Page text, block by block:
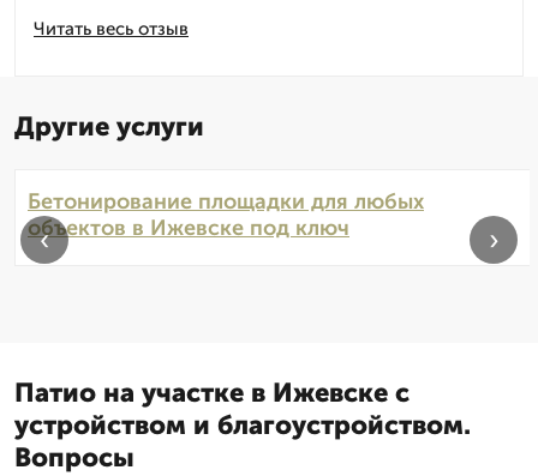
Читать весь отзыв
Другие услуги
Бетонирование площадки для любых
объектов в Ижевске под ключ
‹ ›
Патио на участке в Ижевске с
устройством и благоустройством.
Вопросы